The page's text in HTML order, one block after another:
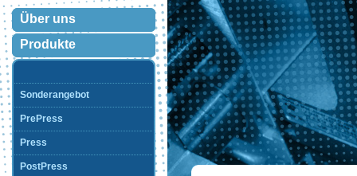
Über uns
Produkte
Sonderangebot
PrePress
Press
PostPress